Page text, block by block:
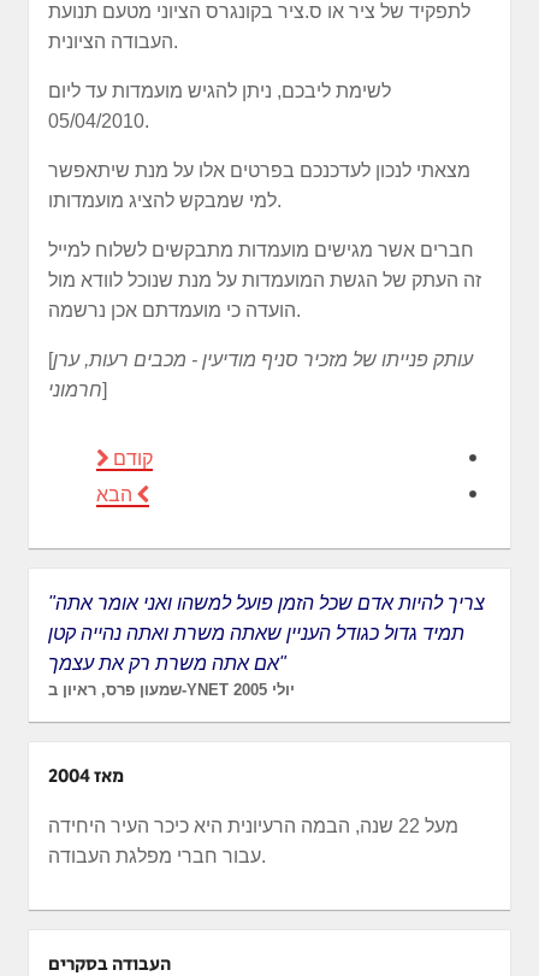
לתפקיד של ציר או ס.ציר בקונגרס הציוני מטעם תנועת
העבודה הציונית.
לשימת ליבכם, ניתן להגיש מועמדות עד ליום
05/04/2010.
מצאתי לנכון לעדכנכם בפרטים אלו על מנת שיתאפשר
למי שמבקש להציג מועמדותו.
חברים אשר מגישים מועמדות מתבקשים לשלוח למייל
זה העתק של הגשת המועמדות על מנת שנוכל לוודא מול
הועדה כי מועמדתם אכן נרשמה.
[עותק פנייתו של מזכיר סניף מודיעין - מכבים רעות, ערן
חרמוני]
קודם
הבא
"צריך להיות אדם שכל הזמן פועל למשהו ואני אומר אתה
תמיד גדול כגודל העניין שאתה משרת ואתה נהייה קטן
אם אתה משרת רק את עצמך"
שמעון פרס, ראיון ב-YNET יולי 2005
מאז 2004
מעל 22 שנה, הבמה הרעיונית היא כיכר העיר היחידה
עבור חברי מפלגת העבודה.
העבודה בסקרים